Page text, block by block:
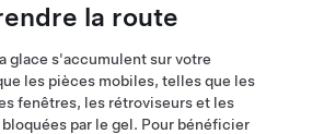
la route
glace s'accumulent sur votre
les pièces mobiles, telles que les
fenêtres, les rétroviseurs et les
par le gel. Pour bénéficier